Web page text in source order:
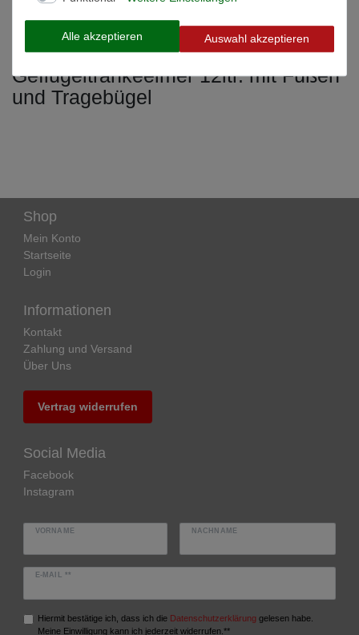
Informationen zur Produktsicherheit
Geflügeltränkeeimer 12ltr. mit Füßen
und Tragebügel
Shop
Mein Konto
Startseite
Login
Informationen
Kontakt
Zahlung und Versand
Über Uns
Vertrag widerrufen
Social Media
Facebook
Instagram
VORNAME NACHNAME
E-MAIL **
Hiermit bestätige ich, dass ich die Daten­schutz­erklärung gelesen habe.
Meine Einwilligung kann ich jederzeit widerrufen.**
Alle akzeptieren Auswahl akzeptieren